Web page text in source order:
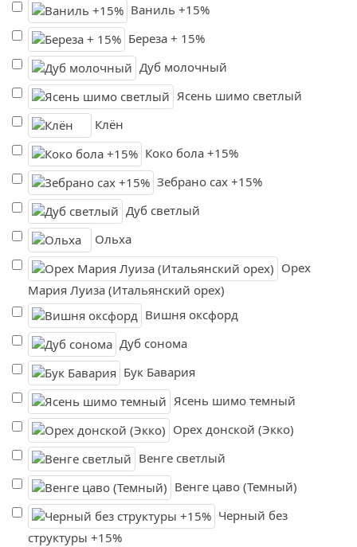
Ваниль +15%
Береза + 15%
Дуб молочный
Ясень шимо светлый
Клён
Коко бола +15%
Зебрано сах +15%
Дуб светлый
Ольха
Орех
Мария Луиза (Итальянский орех)
Вишня оксфорд
Дуб сонома
Бук Бавария
Ясень шимо темный
Орех донской (Экко)
Венге светлый
Венге цаво (Темный)
Черный без
структуры +15%